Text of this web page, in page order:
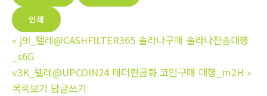
인쇄
« j9I_텔레@CASHFILTER365 솔라나구매 솔라나전송대행
_s6G
v3K_텔레@UPCOIN24 테더현금화 코인구매 대행_m2H »
목록보기 답글쓰기